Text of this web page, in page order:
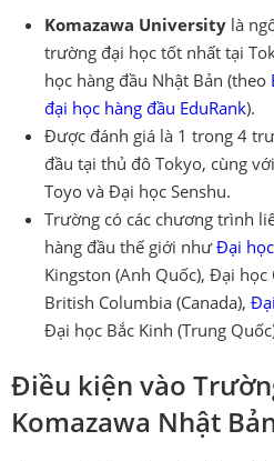
Komazawa University là
trường đại học tốt nhất tại
học hàng đầu Nhật Bản (theo
đại học hàng đầu EduRank).
Được đánh giá là 1 trong 4
đầu tại thủ đô Tokyo, cùng
Toyo và Đại học Senshu.
Trường có các chương trình
hàng đầu thế giới nhưĐại
Kingston (Anh Quốc), Đại
British Columbia (Canada),
Đại học Bắc Kinh (Trung
Điều kiện vào
Komazawa Nhật